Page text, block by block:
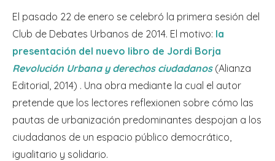
El pasado 22 de enero se celebró la primera sesión del
Club de Debates Urbanos de 2014. El motivo: la
presentación del nuevo libro de Jordi Borja
Revolución Urbana y derechos ciudadanos(Alianza
Editorial, 2014) . Una obra mediante la cual el autor
pretende que los lectores reflexionen sobre cómo las
pautas de urbanización predominantes despojan a los
ciudadanos de un espacio público democrático,
igualitario y solidario.